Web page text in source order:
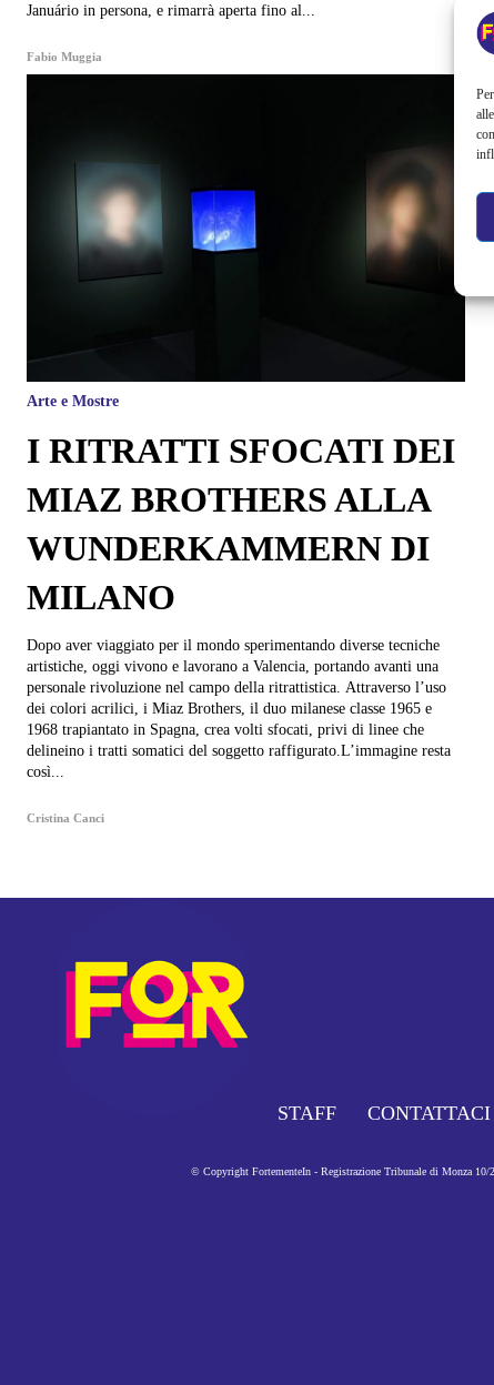
Januário in persona, e rimarrà aperta fino al...
Fabio Muggia
Arte e Mostre
I RITRATTI SFOCATI DEI
MIAZ BROTHERS ALLA
WUNDERKAMMERN DI
MILANO
Dopo aver viaggiato per il mondo sperimentando diverse tecniche
artistiche, oggi vivono e lavorano a Valencia, portando avanti una
personale rivoluzione nel campo della ritrattistica. Attraverso l’uso
dei colori acrilici, i Miaz Brothers, il duo milanese classe 1965 e
1968 trapiantato in Spagna, crea volti sfocati, privi di linee che
delineino i tratti somatici del soggetto raffigurato.L’immagine resta
così...
Cristina Canci
STAFF CONTATTACI
© Copyright FortementeIn - Registrazione Tribunale di Monza 10/